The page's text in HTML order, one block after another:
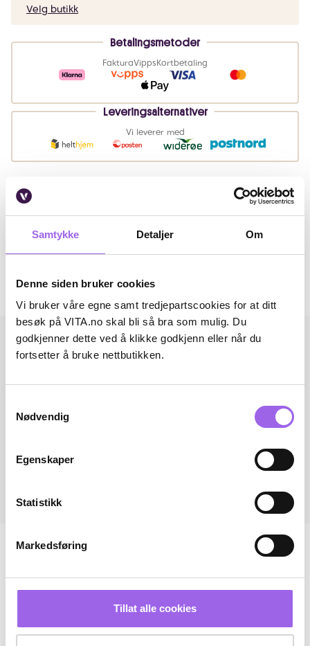
Samtykke Detaljer Om
Denne siden bruker cookies
Vi bruker våre egne samt tredjepartscookies for at ditt
besøk på VITA.no skal bli så bra som mulig. Du
godkjenner dette ved å klikke godkjenn eller når du
fortsetter å bruke nettbutikken.
Nødvendig
Egenskaper
Statistikk
Markedsføring
Tillat alle cookies
Velg butikk
Betalingsmetoder
FakturaVippsKortbetaling
Leveringsalternativer
Vi leverer med
Beskrivelse
Artikkelnummer: 230911054